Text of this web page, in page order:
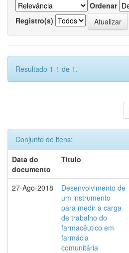
Ordenar
Registro(s)
Resultado 1-1 de 1.
Conjunto de itens:
Data do
documento
Título
27-Ago-2018
Desenvolvimento de
um instrumento
para medir a carga
de trabalho do
farmacêutico em
farmácia
comunitária